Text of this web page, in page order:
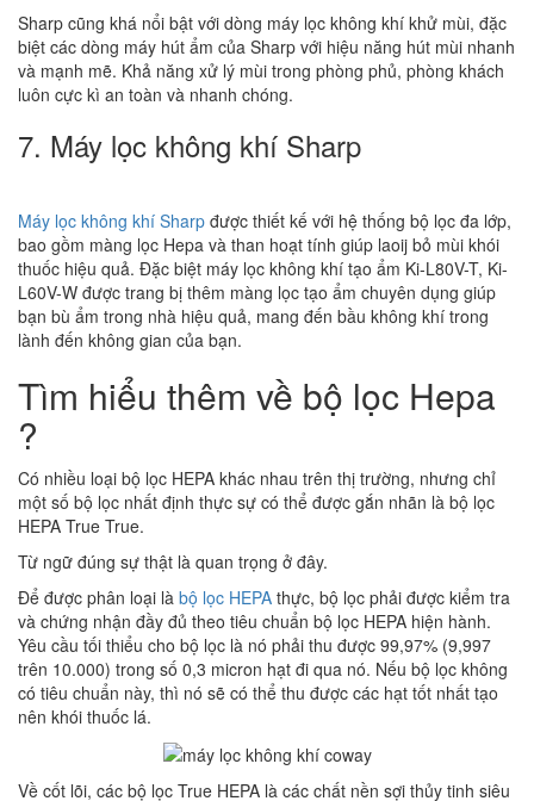
Sharp cũng khá nổi bật với dòng máy lọc không khí khử mùi, đặc
biệt các dòng máy hút ẩm của Sharp với hiệu năng hút mùi nhanh
và mạnh mẽ. Khả năng xử lý mùi trong phòng phủ, phòng khách
luôn cực kì an toàn và nhanh chóng.
7. Máy lọc không khí Sharp
Máy lọc không khí Sharp được thiết kế với hệ thống bộ lọc đa lớp,
bao gồm màng lọc Hepa và than hoạt tính giúp laoij bỏ mùi khói
thuốc hiệu quả. Đặc biệt máy lọc không khí tạo ẩm Ki-L80V-T, Ki-
L60V-W được trang bị thêm màng lọc tạo ẩm chuyên dụng giúp
bạn bù ẩm trong nhà hiệu quả, mang đến bầu không khí trong
lành đến không gian của bạn.
Tìm hiểu thêm về bộ lọc Hepa
?
Có nhiều loại bộ lọc HEPA khác nhau trên thị trường, nhưng chỉ
một số bộ lọc nhất định thực sự có thể được gắn nhãn là bộ lọc
HEPA True True.
Từ ngữ đúng sự thật là quan trọng ở đây.
Để được phân loại là bộ lọc HEPA thực, bộ lọc phải được kiểm tra
và chứng nhận đầy đủ theo tiêu chuẩn bộ lọc HEPA hiện hành.
Yêu cầu tối thiểu cho bộ lọc là nó phải thu được 99,97% (9,997
trên 10.000) trong số 0,3 micron hạt đi qua nó. Nếu bộ lọc không
có tiêu chuẩn này, thì nó sẽ có thể thu được các hạt tốt nhất tạo
nên khói thuốc lá.
Về cốt lõi, các bộ lọc True HEPA là các chất nền sợi thủy tinh siêu